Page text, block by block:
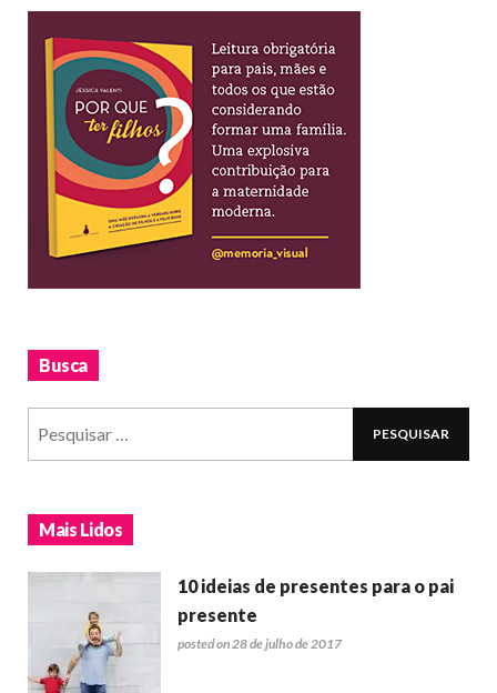
Busca
Mais Lidos
10 ideias de presentes para o pai
presente
posted on 28 de julho de 2017